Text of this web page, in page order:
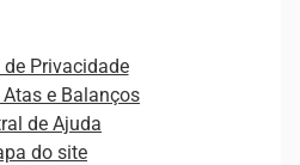
decisão
Privacidade
e Balanços
de Ajuda
do site